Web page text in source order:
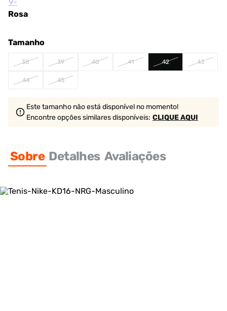
Rosa
Tamanho
38 39 40 41 42 43
44 45
Este tamanho não está disponível no momento!
Encontre opções similaresdisponíveis: CLIQUE AQUI
Sobre Detalhes Avaliações